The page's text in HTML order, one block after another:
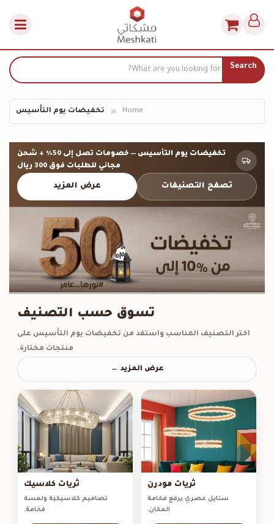
Search
Home تخفيضات يوم التأسيس
تخفيضات يوم التأسيس — خصومات تصل إلى50%
+ شحن
مجاني للطلبات فوق300 ريال
تصفح التصنيفات عرض المزيد
تسوق حسب التصنيف
اختر التصنيف المناسب واستفد من تخفيضات يوم التأسيس على
منتجات مختارة.
عرض المزيد ←
ثريات مودرن
ستايل عصري يرفع فخامة
المكان.
ثريات كلاسيك
تصاميم كلاسيكية ولمسة
فخامة.